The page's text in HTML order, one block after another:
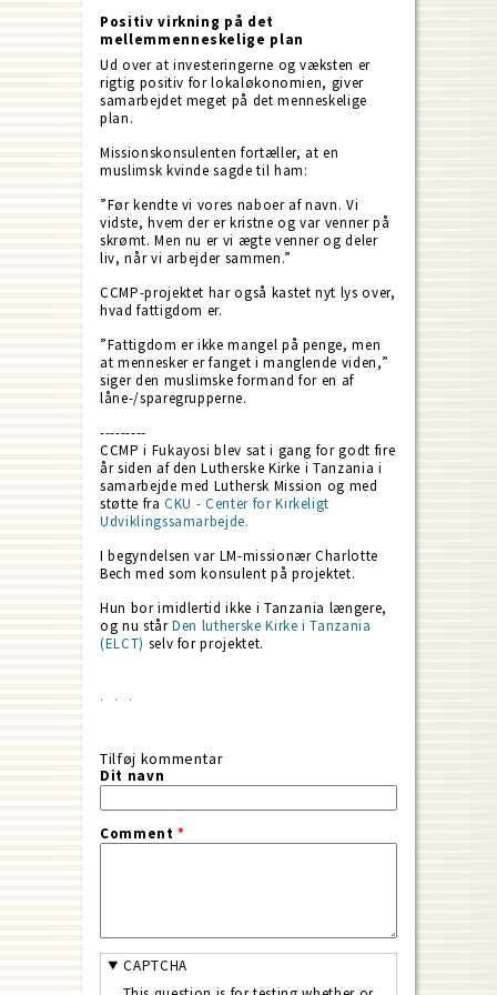
Positiv virkning på det
mellemmenneskelige plan
Ud over at investeringerne og væksten er
rigtig positiv for lokaløkonomien, giver
samarbejdet meget på det menneskelige
plan.
Missionskonsulenten fortæller, at en
muslimsk kvinde sagde til ham:
”Før kendte vi vores naboer af navn. Vi
vidste, hvem der er kristne og var venner på
skrømt. Men nu er vi ægte venner og deler
liv, når vi arbejder sammen.”
CCMP-projektet har også kastet nyt lys over,
hvad fattigdom er.
”Fattigdom er ikke mangel på penge, men
at mennesker er fanget i manglende viden,”
siger den muslimske formand for en af
låne-/sparegrupperne.
---------
CCMP i Fukayosi blev sat i gang for godt fire
år siden af den Lutherske Kirke i Tanzania i
samarbejde med Luthersk Mission og med
støtte fraCKU - Center for Kirkeligt
Udviklingssamarbejde.
I begyndelsen var LM-missionær Charlotte
Bech med som konsulent på projektet.
Hun bor imidlertid ikke i Tanzania længere,
og nu stårDen lutherske Kirke i Tanzania
(ELCT) selv for projektet.
Tilføj kommentar
Dit navn
Comment*
CAPTCHA